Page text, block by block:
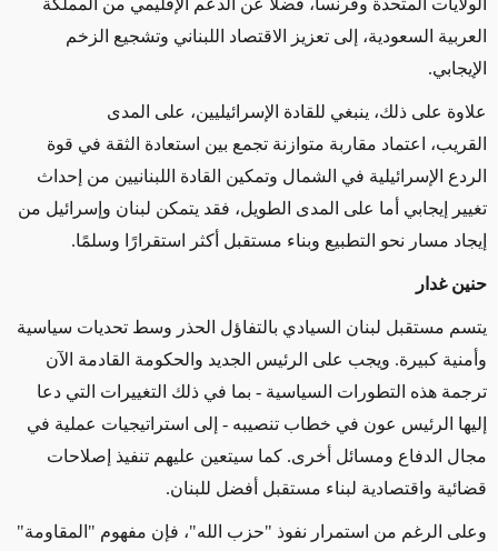
الولايات المتحدة وفرنسا، فضلاً عن الدعم الإقليمي من المملكة
العربية السعودية، إلى تعزيز الاقتصاد اللبناني وتشجيع الزخم
الإيجابي.
علاوة على ذلك، ينبغي للقادة الإسرائيليين، على المدى
القريب، اعتماد مقاربة متوازنة تجمع بين استعادة الثقة في قوة
الردع الإسرائيلية في الشمال وتمكين القادة اللبنانيين من إحداث
تغيير إيجابي أما على المدى الطويل، فقد يتمكن لبنان وإسرائيل من
إيجاد مسار نحو التطبيع وبناء مستقبل أكثر استقرارًا وسلمًا.
حنين غدار
يتسم مستقبل لبنان السيادي بالتفاؤل الحذر وسط تحديات سياسية
وأمنية كبيرة. ويجب على الرئيس الجديد والحكومة القادمة الآن
ترجمة هذه التطورات السياسية - بما في ذلك التغييرات التي دعا
إليها الرئيس عون في خطاب تنصيبه - إلى استراتيجيات عملية في
مجال الدفاع ومسائل أخرى. كما سيتعين عليهم تنفيذ إصلاحات
قضائية واقتصادية لبناء مستقبل أفضل للبنان.
وعلى الرغم من استمرار نفوذ "حزب الله"، فإن مفهوم "المقاومة"